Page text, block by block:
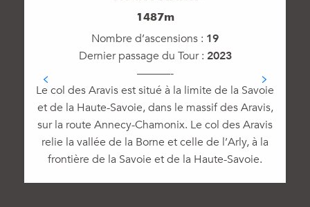
1487m
Nombre d’ascensions : 19
Dernier passage du Tour : 2023
———-
Le col des Aravis est situé à la limite de la Savoie
et de la Haute-Savoie, dans le massif des Aravis,
sur la route Annecy-Chamonix. Le col des Aravis
relie la vallée de la Borne et celle de l’Arly, à la
frontière de la Savoie et de la Haute-Savoie.